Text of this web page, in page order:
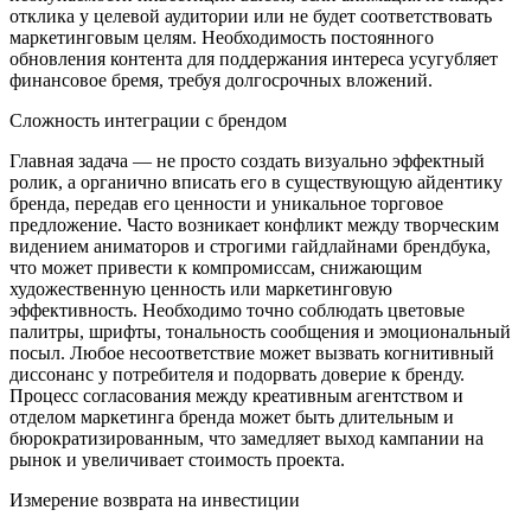
отклика у целевой аудитории или не будет соответствовать
маркетинговым целям. Необходимость постоянного
обновления контента для поддержания интереса усугубляет
финансовое бремя, требуя долгосрочных вложений.
Сложность интеграции с брендом
Главная задача — не просто создать визуально эффектный
ролик, а органично вписать его в существующую айдентику
бренда, передав его ценности и уникальное торговое
предложение. Часто возникает конфликт между творческим
видением аниматоров и строгими гайдлайнами брендбука,
что может привести к компромиссам, снижающим
художественную ценность или маркетинговую
эффективность. Необходимо точно соблюдать цветовые
палитры, шрифты, тональность сообщения и эмоциональный
посыл. Любое несоответствие может вызвать когнитивный
диссонанс у потребителя и подорвать доверие к бренду.
Процесс согласования между креативным агентством и
отделом маркетинга бренда может быть длительным и
бюрократизированным, что замедляет выход кампании на
рынок и увеличивает стоимость проекта.
Измерение возврата на инвестиции